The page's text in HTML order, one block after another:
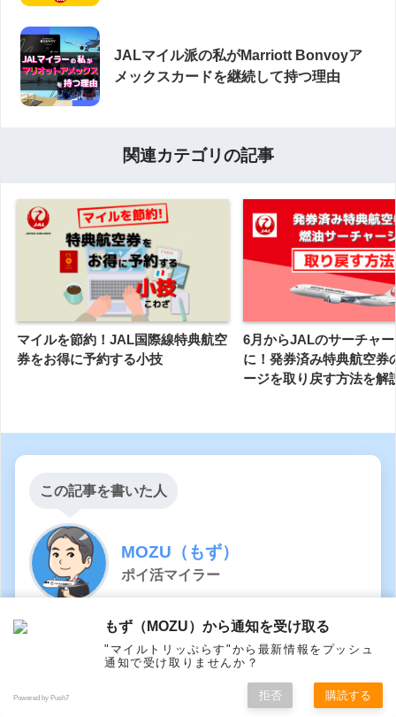
JALマイル派の私がMarriott Bonvoyア
メックスカードを継続して持つ理由
関連カテゴリの記事
マイルを節約！JAL国際線特典航空
券をお得に予約する小技
6月からJALのサーチャ
に！発券済み特典航空券
ージを取り戻す方法を解
この記事を書いた人
MOZU（もず）
ポイ活マイラー
妻と娘と家族3人で旅行を楽しむためにJALマイルをメイ
ンで貯める50代のポイ活マイラー✈️ お金をかけずにポイ
でハワイ旅行を実現しました！ 初心者向けマイルの貯め
ホーム メニュー トップ
もず（MOZU）から通知を受け取る
"マイルトリッぷらす"から最新情報をプッシュ
通知で受け取りませんか？
Powered by Push7 拒否 購読する